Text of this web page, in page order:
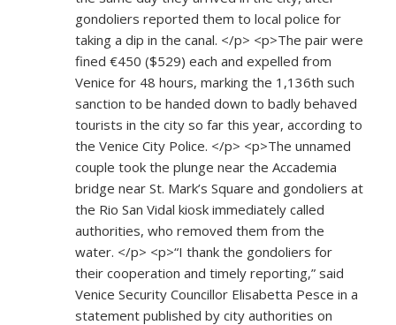
gondoliers reported them to local police for
taking a dip in the canal. </p> <p>The pair were
fined €450 ($529) each and expelled from
Venice for 48 hours, marking the 1,136th such
sanction to be handed down to badly behaved
tourists in the city so far this year, according to
the Venice City Police. </p> <p>The unnamed
couple took the plunge near the Accademia
bridge near St. Mark’s Square and gondoliers at
the Rio San Vidal kiosk immediately called
authorities, who removed them from the
water. </p> <p>“I thank the gondoliers for
their cooperation and timely reporting,” said
Venice Security Councillor Elisabetta Pesce in a
statement published by city authorities on